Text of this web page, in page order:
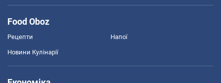
Food Oboz
Рецепти Напої
Новини Кулінарії